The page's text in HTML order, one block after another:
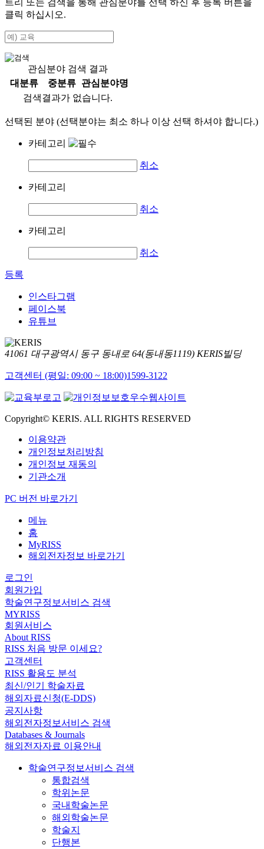
트리 또는 검색을 통해 관심분야를 선택 하신 후 등록 버튼을
클릭 하십시오.
관심분야 검색 결과
대분류
중분류
관심분야명
검색결과가 없습니다.
선택된 분야 (선택분야는 최소 하나 이상 선택 하셔야 합니다.)
카테고리
취소
카테고리
취소
카테고리
취소
등록
인스타그램
페이스북
유튜브
41061 대구광역시 동구 동내로 64(동내동1119) KERIS빌딩
고객센터 (평일: 09:00 ~ 18:00)1599-3122
Copyright© KERIS. ALL RIGHTS RESERVED
이용약관
개인정보처리방침
개인정보 재동의
기관소개
PC 버전 바로가기
메뉴
홈
MyRISS
해외전자정보 바로가기
로그인
회원가입
학술연구정보서비스 검색
MYRISS
회원서비스
About RISS
RISS 처음 방문 이세요?
고객센터
RISS 활용도 분석
최신/인기 학술자료
해외자료신청(E-DDS)
공지사항
해외전자정보서비스 검색
Databases & Journals
해외전자자료 이용안내
학술연구정보서비스 검색
통합검색
학위논문
국내학술논문
해외학술논문
학술지
단행본